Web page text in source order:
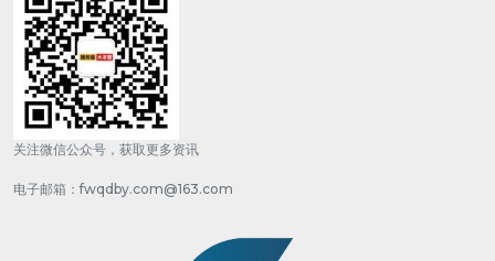
关注微信公众号，获取更多资讯
电子邮箱：fwqdby.com@163.com